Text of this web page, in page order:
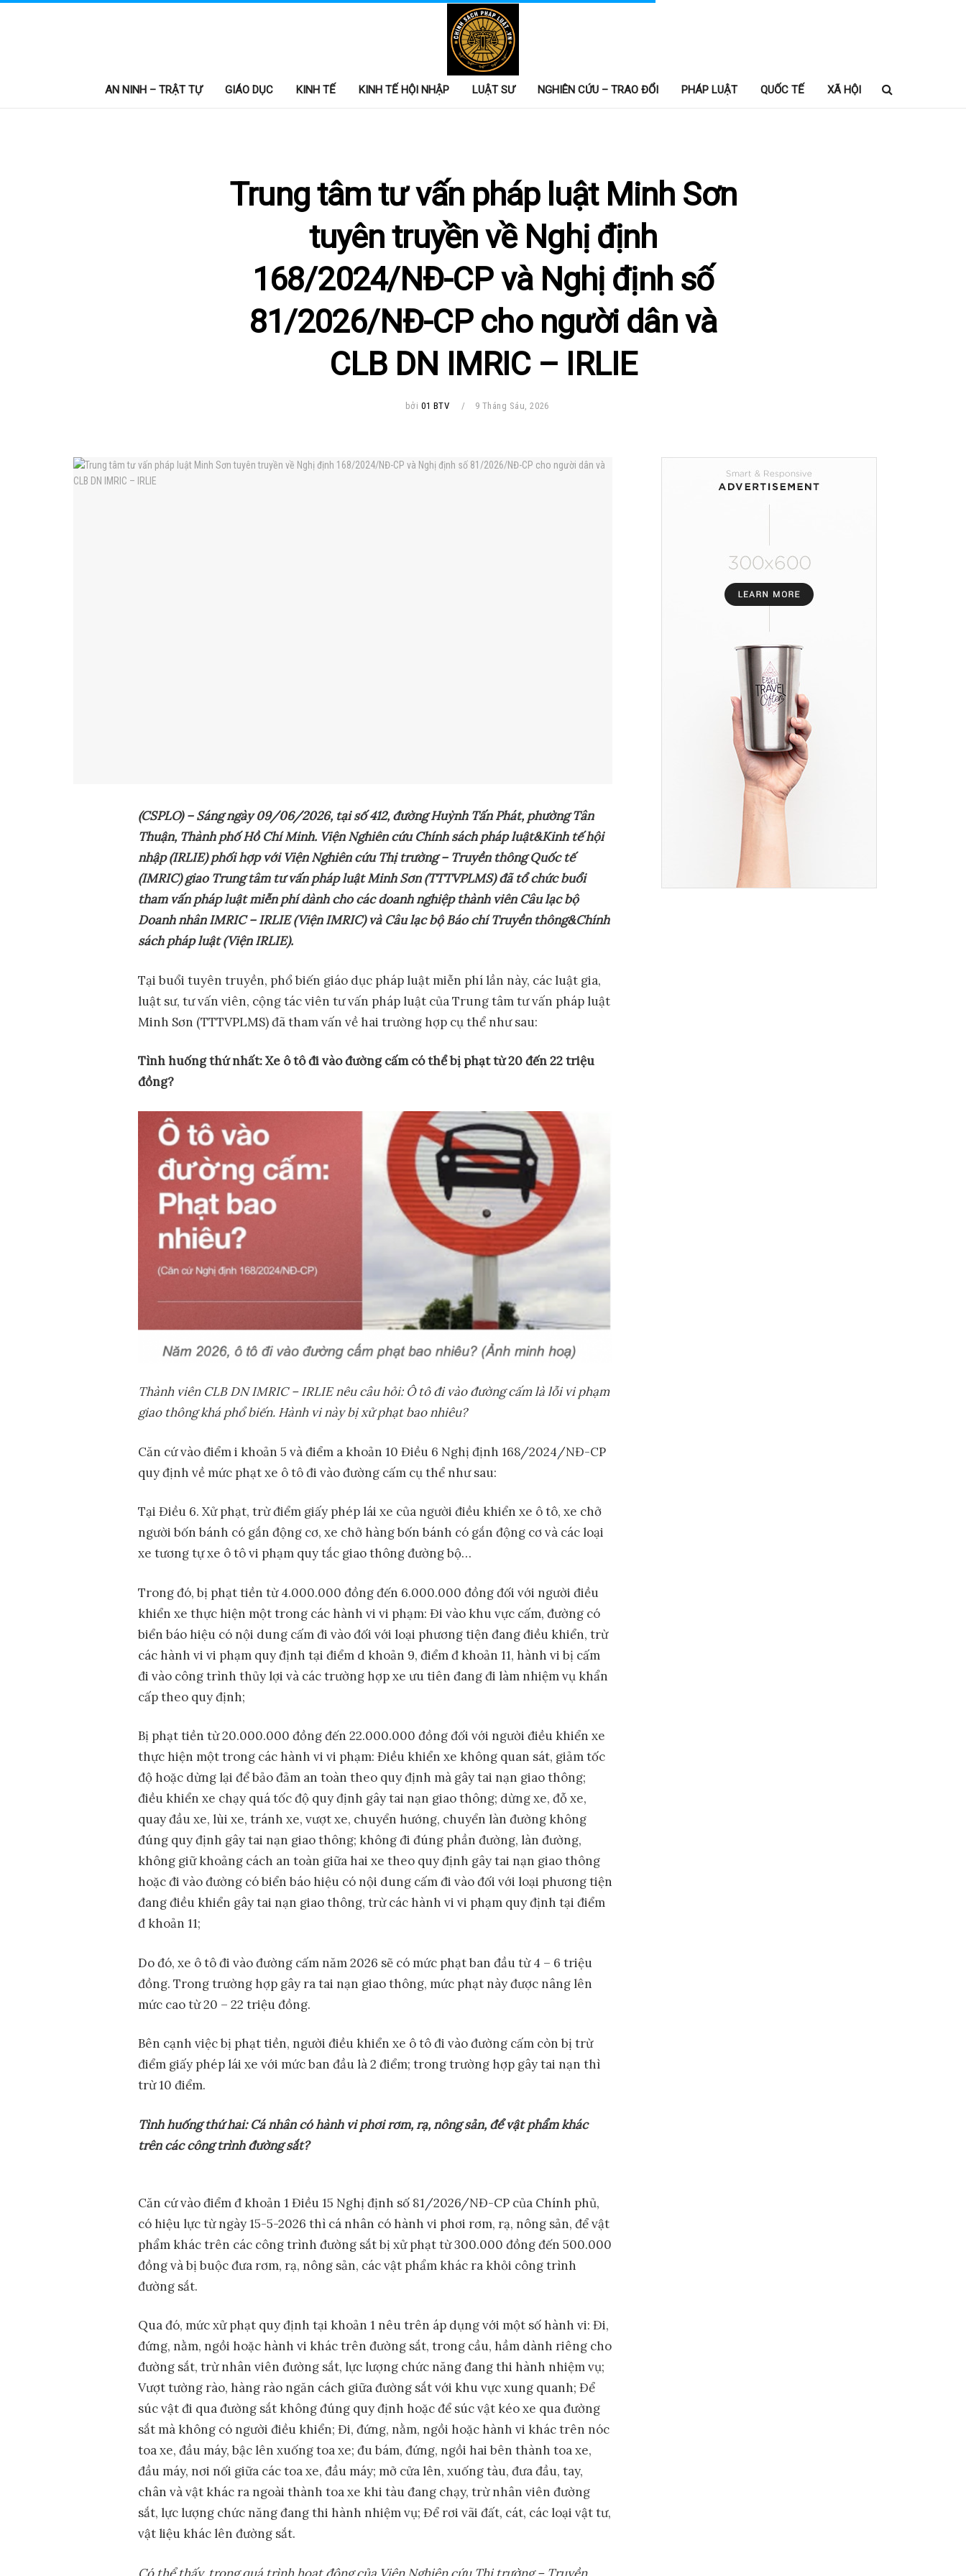
AN NINH – TRẬT TỰ GIÁO DỤC KINH TẾ KINH TẾ HỘI NHẬP LUẬT SƯ NGHIÊN CỨU – TRAO ĐỔI PHÁP LUẬT QUỐC TẾ XÃ HỘI
Trung tâm tư vấn pháp luật Minh Sơn
tuyên truyền về Nghị định
168/2024/NĐ-CP và Nghị định số
81/2026/NĐ-CP cho người dân và
CLB DN IMRIC – IRLIE
bởi 01 BTV 9 Tháng Sáu, 2026
(CSPLO) – Sáng ngày 09/06/2026, tại số 412, đường Huỳnh Tấn Phát, phường Tân
Thuận, Thành phố Hồ Chí Minh. Viện Nghiên cứu Chính sách pháp luật&Kinh tế hội
nhập (IRLIE) phối hợp với Viện Nghiên cứu Thị trường – Truyền thông Quốc tế
(IMRIC) giao Trung tâm tư vấn pháp luật Minh Sơn (TTTVPLMS) đã tổ chức buổi
tham vấn pháp luật miễn phí dành cho các doanh nghiệp thành viên Câu lạc bộ
Doanh nhân IMRIC – IRLIE (Viện IMRIC) và Câu lạc bộ Báo chí Truyền thông&Chính
sách pháp luật (Viện IRLIE).
Tại buổi tuyên truyền, phổ biến giáo dục pháp luật miễn phí lần này, các luật gia,
luật sư, tư vấn viên, cộng tác viên tư vấn pháp luật của Trung tâm tư vấn pháp luật
Minh Sơn (TTTVPLMS) đã tham vấn về hai trường hợp cụ thể như sau:
Tìnhhuống thứ nhất: Xe ô tô đi vào đường cấm cóthểbị phạt từ20 đến 22 triệu
đồng?
Thànhviên CLB DN IMRIC – IRLIE nêu câu hỏi: Ô tô đi vào đường cấm là lỗi vi phạm
giao thông khá phổ biến. Hành vi này bị xử phạt bao nhiêu?
Căn cứ vào điểm i khoản 5 và điểm a khoản 10 Điều 6 Nghị định 168/2024/NĐ-CP
quy định về mức phạt xe ô tô đi vào đường cấm cụ thể như sau:
Tại Điều 6. Xử phạt, trừ điểm giấy phép lái xe của người điều khiển xe ô tô, xe chở
người bốn bánh có gắn động cơ, xe chở hàng bốn bánh có gắn động cơ và các loại
xe tương tự xe ô tô vi phạm quy tắc giao thông đường bộ…
Trong đó, bị phạt tiền từ 4.000.000 đồng đến 6.000.000 đồng đối với người điều
khiển xe thực hiện một trong các hành vi vi phạm: Đi vào khu vực cấm, đường có
biển báo hiệu có nội dung cấm đi vào đối với loại phương tiện đang điều khiển, trừ
các hành vi vi phạm quy định tại điểm d khoản 9, điểm đ khoản 11, hành vi bị cấm
đi vào công trình thủy lợi và các trường hợp xe ưu tiên đang đi làm nhiệm vụ khẩn
cấp theo quy định;
Bị phạt tiền từ 20.000.000 đồng đến 22.000.000 đồng đối với người điều khiển xe
thực hiện một trong các hành vi vi phạm: Điều khiển xe không quan sát, giảm tốc
độ hoặc dừng lại để bảo đảm an toàn theo quy định mà gây tai nạn giao thông;
điều khiển xe chạy quá tốc độ quy định gây tai nạn giao thông; dừng xe, đỗ xe,
quay đầu xe, lùi xe, tránh xe, vượt xe, chuyển hướng, chuyển làn đường không
đúng quy định gây tai nạn giao thông; không đi đúng phần đường, làn đường,
không giữ khoảng cách an toàn giữa hai xe theo quy định gây tai nạn giao thông
hoặc đi vào đường có biển báo hiệu có nội dung cấm đi vào đối với loại phương tiện
đang điều khiển gây tai nạn giao thông, trừ các hành vi vi phạm quy định tại điểm
đ khoản 11;
Do đó, xe ô tô đi vào đường cấm năm 2026 sẽ có mức phạt ban đầu từ 4 – 6 triệu
đồng. Trong trường hợp gây ra tai nạn giao thông, mức phạt này được nâng lên
mức cao từ 20 – 22 triệu đồng.
Bên cạnh việc bị phạt tiền, người điều khiển xe ô tô đi vào đường cấm còn bị trừ
điểm giấy phép lái xe với mức ban đầu là 2 điểm; trong trường hợp gây tai nạn thì
trừ 10 điểm.
Tìnhhuống thứ hai: Cá nhân có hành vi phơi rơm, rạ, nông sản, để vật phẩm khác
trên các công trình đường sắt?
Căn cứ vào điểm đ khoản 1 Điều 15 Nghị định số 81/2026/NĐ-CP của Chính phủ,
có hiệu lực từ ngày 15-5-2026 thì cá nhân có hành vi phơi rơm, rạ, nông sản, để vật
phẩm khác trên các công trình đường sắt bị xử phạt từ 300.000 đồng đến 500.000
đồng và bị buộc đưa rơm, rạ, nông sản, các vật phẩm khác ra khỏi công trình
đường sắt.
Qua đó, mức xử phạt quy định tại khoản 1 nêu trên áp dụng với một số hành vi: Đi,
đứng, nằm, ngồi hoặc hành vi khác trên đường sắt, trong cầu, hầm dành riêng cho
đường sắt, trừ nhân viên đường sắt, lực lượng chức năng đang thi hành nhiệm vụ;
Vượt tường rào, hàng rào ngăn cách giữa đường sắt với khu vực xung quanh; Để
súc vật đi qua đường sắt không đúng quy định hoặc để súc vật kéo xe qua đường
sắt mà không có người điều khiển; Đi, đứng, nằm, ngồi hoặc hành vi khác trên nóc
toa xe, đầu máy, bậc lên xuống toa xe; đu bám, đứng, ngồi hai bên thành toa xe,
đầu máy, nơi nối giữa các toa xe, đầu máy; mở cửa lên, xuống tàu, đưa đầu, tay,
chân và vật khác ra ngoài thành toa xe khi tàu đang chạy, trừ nhân viên đường
sắt, lực lượng chức năng đang thi hành nhiệm vụ; Để rơi vãi đất, cát, các loại vật tư,
vật liệu khác lên đường sắt.